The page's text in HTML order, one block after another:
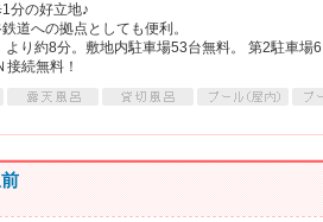
分の好立地♪
道への拠点としても便利。
り約8分。敷地内駐車場53台無料。 第2駐車場6
続無料！